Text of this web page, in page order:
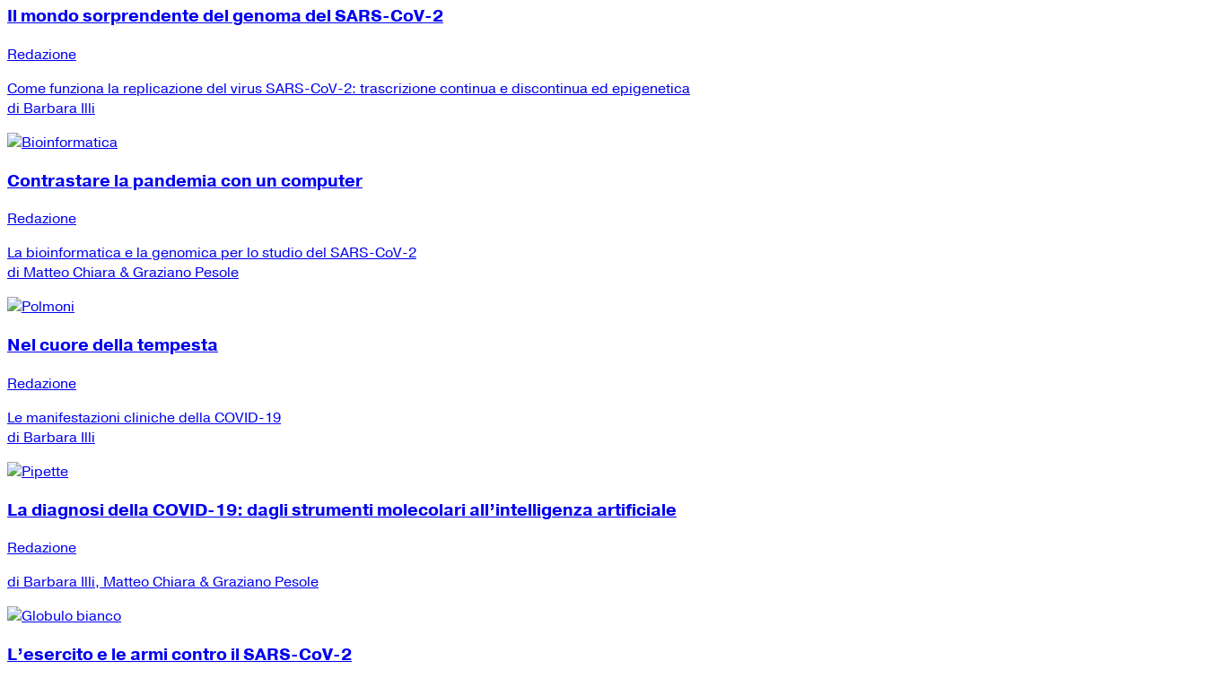
Il mondo sorprendente del genoma del SARS-CoV-2
Redazione
Come funziona la replicazione del virus SARS-CoV-2: trascrizione continua e discontinua ed epigenetica
di Barbara Illi
Contrastare la pandemia con un computer
Redazione
La bioinformatica e la genomica per lo studio del SARS-CoV-2
di Matteo Chiara & Graziano Pesole
Nel cuore della tempesta
Redazione
Le manifestazioni cliniche della COVID-19
di Barbara Illi
La diagnosi della COVID-19: dagli strumenti molecolari all’intelligenza artificiale
Redazione
di Barbara Illi, Matteo Chiara & Graziano Pesole
L’esercito e le armi contro il SARS-CoV-2